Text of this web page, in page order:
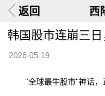
返回 西
韩国股市连崩三
2026-05-19
"全球最牛股市"神话，